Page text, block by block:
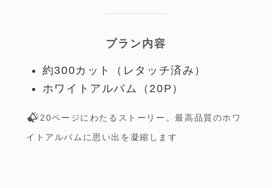
プラン内容
約300カット（レタッチ済み）
ホワイトアルバム（20P）
20ページにわたるストーリー。最高品質のホワ
イトアルバムに思い出を凝縮します